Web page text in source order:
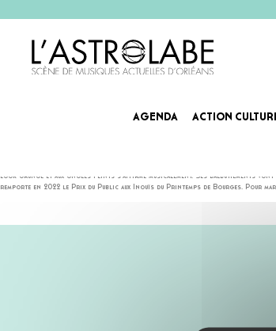
AGENDA ACTION
look grunge et aux ongles peints s’affirme musicalement. Ses balbutiements
remporte en 2022 le Prix du Public aux Inouïs du Printemps de Bourges. Pour